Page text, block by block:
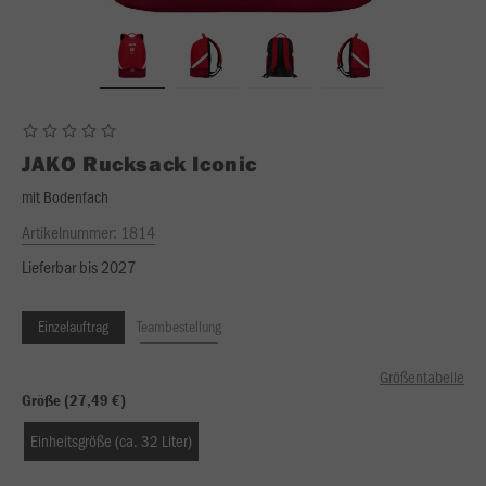
JAKO Rucksack Iconic
mit Bodenfach
Artikelnummer: 1814
Lieferbar bis 2027
Einzelauftrag Teambestellung
Größentabelle
Größe (27,49 €)
Einheitsgröße (ca. 32 Liter)